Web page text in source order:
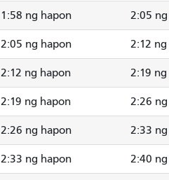
1:58 ng hapon 2:05
2:05 ng hapon 2:12
2:12 ng hapon 2:19
2:19 ng hapon 2:26
2:26 ng hapon 2:33
2:33 ng hapon 2:40